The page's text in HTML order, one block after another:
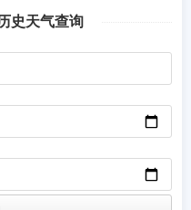
史天气查询